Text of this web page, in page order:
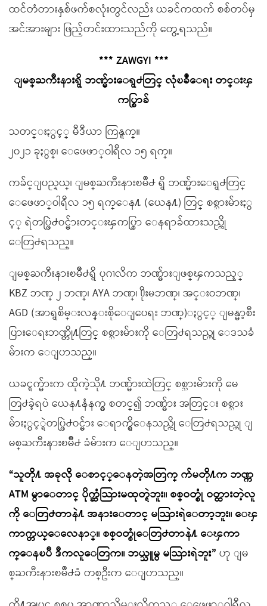
ထင်တံတားနှစ်ဖက်စလုံးတွင်လည်း ယခင်ကထက် စစ်တပ်မှ
အင်အားများ ဖြည့်တင်းထားသည်ကို တွေ့ရသည်။
*** ZAWGYI ***
ျမစ္ႀကီးနားရွိ ဘဏ္မ်ားေရွ႕တြင္ လုံၿခဳံေရး တင္းၾ
ကပ္စြာခ်
သတင္းႏွင့္ မီဒီယာ ကြန္ရက္။
၂၀၂၁ ခုႏွစ္၊ ေဖေဖာ္ဝါရီလ ၁၅ ရက္။
ကခ်င္ျပည္နယ္၊ ျမစ္ႀကီးနားၿမိဳ႕ ရွိ ဘဏ္မ်ားေရွ႕တြင္
ေဖေဖာ္ဝါရီလ ၁၅ ရက္ေန႔ (ယေန႔) တြင္ စစ္သားမ်ားႏွ
င့္ ရဲတပ္ဖြဲ႕ဝင္မ်ားတင္းၾကပ္စြာ ေနရာခ်ထားသည္ကို
ေတြ႕ရသည္။
ျမစ္ႀကီးနားၿမိဳ႕ရွိ ပုဂၢလိက ဘဏ္မ်ားျဖစ္ၾကသည့္
KBZ ဘဏ္ ၂ ဘဏ္၊ AYA ဘဏ္၊ ႐ိုးမဘဏ္၊ အင္းဝဘဏ္၊
AGD (အာရွစိမ္းလန္းစိုေျပေရး ဘဏ္)ႏွင့္ ျမန္မာ့စီး
ပြားေရးဘဏ္တို႔တြင္ စစ္သားမ်ားကို ေတြ႕ရသည္ဟု ေဒသခံ
မ်ားက ေျပာသည္။
ယခင္ရက္မ်ားက ထိုကဲ့သို႔ ဘဏ္မ်ားထဲတြင္ စစ္သားမ်ားကို မေ
တြ႕ခဲ့ရပဲ ယေန႔နံနက္မွ စတင္၍ ဘဏ္မ်ား အတြင္း စစ္သား
မ်ားႏွင့္ရဲတပ္ဖြဲ႕ဝင္မ်ား ေရာက္ရွိေနသည္ကို ေတြ႕ရသည္ဟု ျ
မစ္ႀကီးနားၿမိဳ႕ ခံမ်ားက ေျပာသည္။
“သူတို႔ အခုလို ေစာင့္ေနတဲ့အတြက္ က်မတို႔က ဘဏ္က
ATM မွာေတာင္ ပိုက္ဆံသြားမထုတ္ရဲဘူး။ စစ္ဝတ္စုံ ဝတ္ထားတဲ့လူ
ကို ေတြ႕တာနဲ႔ အနားေတာင္ မသြားရဲေတာ့ဘူး။ ေၾ
ကာက္တယ္ေလေနာ္။ စစ္ဝတ္စုံေတြ႕တာနဲ႔ ေၾကာ
က္ေနၿပီ ဒီကလူေတြက။ ဘယ္သူမွ မသြားရဲဘူး” ဟု ျမ
စ္ႀကီးနားၿမိဳ႕ခံ တစ္ဦးက ေျပာသည္။